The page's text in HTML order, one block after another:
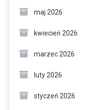
maj 2026
kwiecień 2026
marzec 2026
luty 2026
styczeń 2026